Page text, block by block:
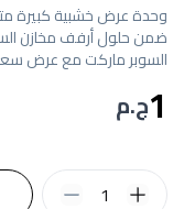
وحدة عرض خشبية كبيرة
ضمن حلول أرفف مخازن
السوبر ماركت مع عرض
1ج.م
1